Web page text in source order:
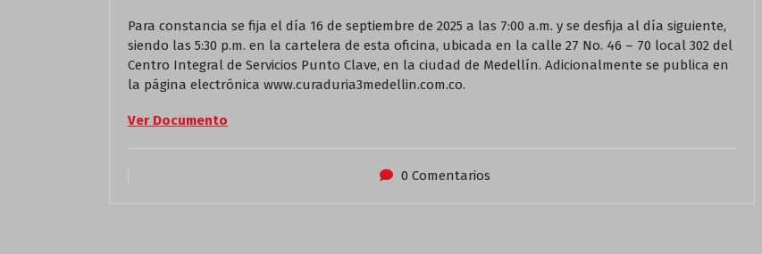
Para constancia se fija el día 16 de septiembre de 2025 a las 7:00 a.m. y se desfija al día siguiente,
siendo las 5:30 p.m. en la cartelera de esta oficina, ubicada en la calle 27 No. 46 – 70 local 302 del
Centro Integral de Servicios Punto Clave, en la ciudad de Medellín. Adicionalmente se publica en
la página electrónica www.curaduria3medellin.com.co.
Ver Documento
0 Comentarios